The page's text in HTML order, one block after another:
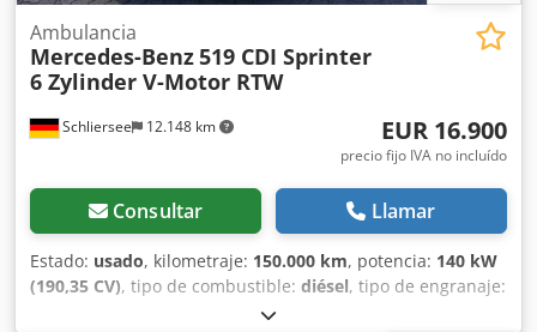
Schliersee 12.148 km
Ambulancia
Mercedes-Benz519 CDI Sprinter
6 Zylinder V-Motor RTW
EUR 16.900
precio fijo IVA no incluído
Consultar Llamar
Estado: usado, kilometraje: 150.000 km, potencia: 140 kW
(190,35 CV), tipo de combustible: diésel, tipo de engranaje:
, distancia entre ejes: